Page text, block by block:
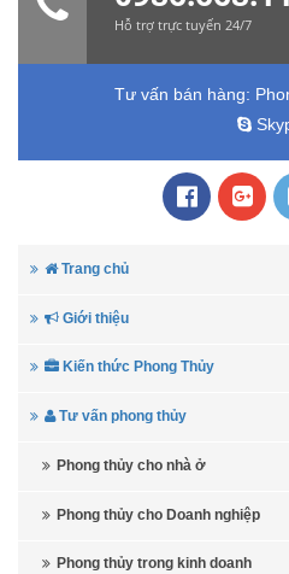
Hỗ trợ trực tuyến 24/7
Tư vấn bán hàng:
Trang chủ
Giới thiệu
Kiến thức Phong Thủy
Tư vấn phong thủy
Phong thủy cho nhà ở
Phong thủy cho Doanh nghiệp
Phong thủy trong kinh doanh